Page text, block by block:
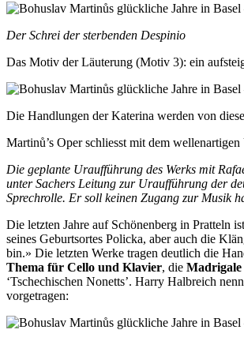
Der Schrei der sterbenden Despinio
Das Motiv der Läuterung (Motiv 3): ein
Die Handlungen der Katerina werden von
Martinů’s Oper schliesst mit dem
Die geplante Uraufführung des Werks mit
unter Sachers Leitung zur Uraufführung der
Sprechrolle. Er soll keinen Zugang zur Musik
Die letzten Jahre auf Schönenberg in Pratteln
seines Geburtsortes Policka, aber auch die
bin.» Die letzten Werke tragen deutlich die
Thema für Cello und Klavier, die Madrigale
‘Tschechischen Nonetts’. Harry Halbreich
vorgetragen: